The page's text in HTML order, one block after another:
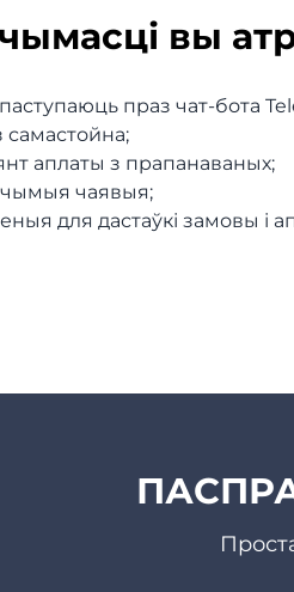
вы
паступаюць праз чат-бота
самастойна;
аплаты з прапанаваных;
чаявыя;
для дастаўкі замовы і